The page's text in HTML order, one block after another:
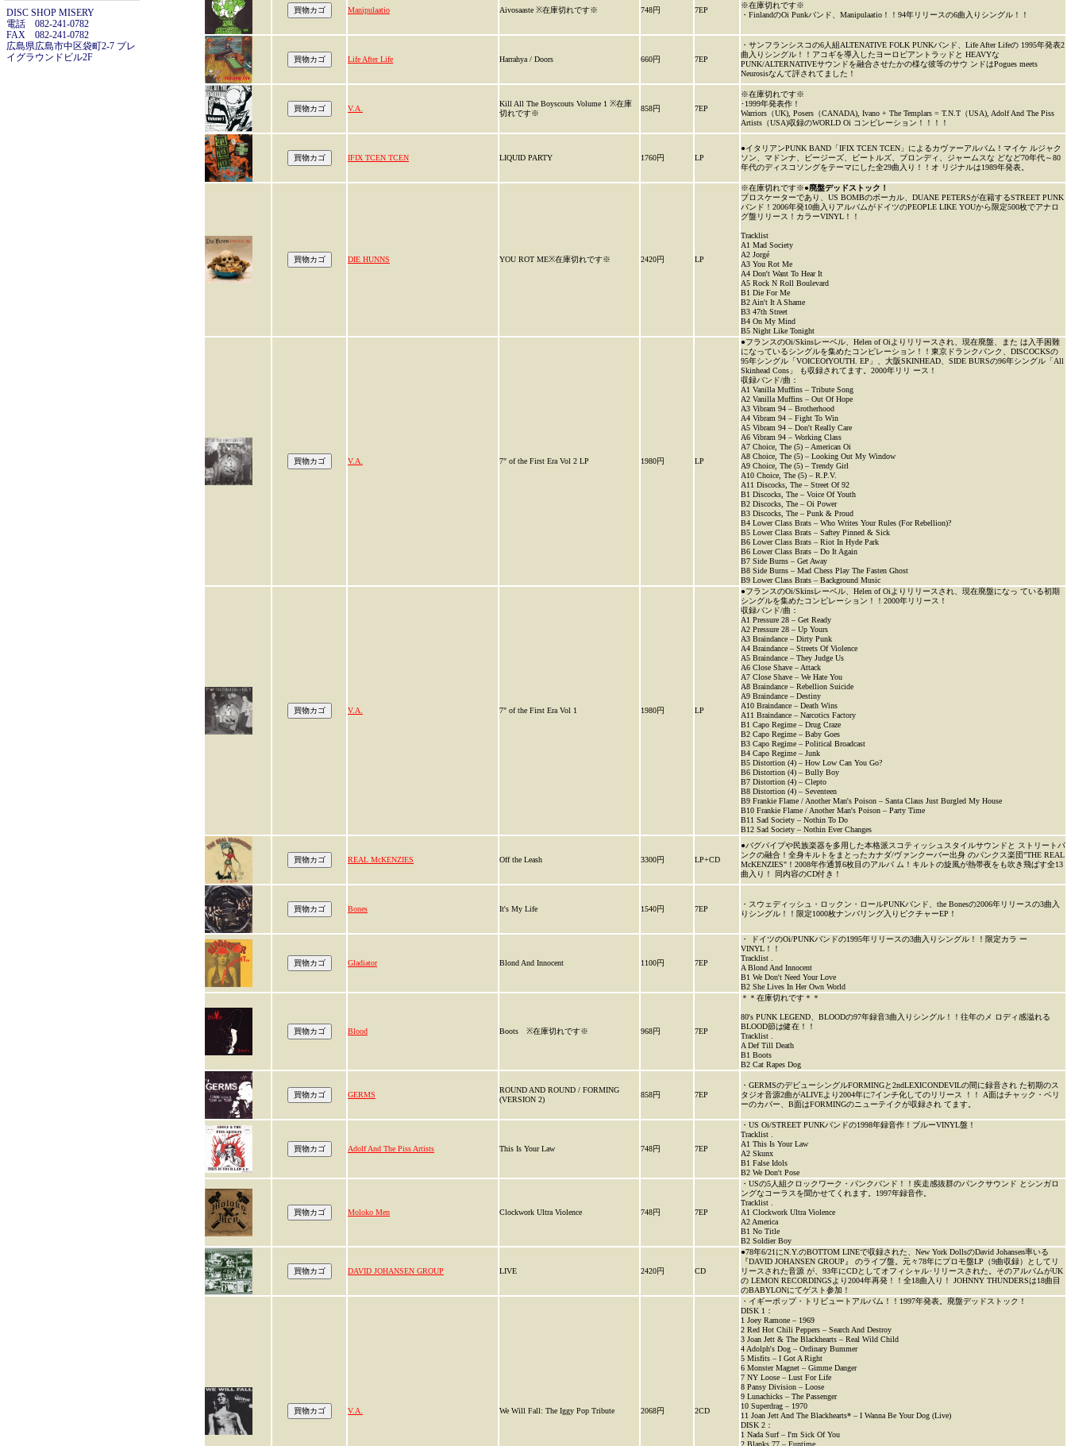
DISC SHOP MISERY
電話 082-241-0782
FAX 082-241-0782
広島県広島市中区袋町2-7 プレ
イグラウンドビル2F
Manipulaatio‎ Aivosaaste ※在庫切れです※ 748円 7EP
※在庫切れです※
・FinlandのOi Punkバンド、Manipulaatio！！94年リリースの6曲入りシングル！！
Life After Life Harrahya / Doors 660円 7EP
・サンフランシスコの6人組ALTENATIVE FOLK PUNKバンド、Life After Lifeの 1995年発表2
曲入りシングル！！アコギを導入したヨーロピアントラッドと HEAVYな
PUNK/ALTERNATIVEサウンドを融合させたかの様な彼等のサウ ンドはPogues meets
Neurosisなんて評されてました！
V.A.
Kill All The Boyscouts Volume 1 ※在庫
切れです※
858円 7EP
※在庫切れです※
･1999年発表作！
Warriors（UK), Posers（CANADA), Ivano + The Templars = T.N.T（USA), Adolf And The Piss
Artists（USA)収録のWORLD Oi コンピレーション！！！！
IFIX TCEN TCEN LIQUID PARTY 1760円 LP
●イタリアンPUNK BAND「IFIX TCEN TCEN」によるカヴァーアルバム！マイケ ルジャク
ソン、マドンナ、ビージーズ、ビートルズ、ブロンディ、ジャームスな どなど70年代～80
年代のディスコソングをテーマにした全29曲入り！！オ リジナルは1989年発表。
DIE HUNNS YOU ROT ME※在庫切れです※ 2420円 LP
※在庫切れです※●廃盤デッドストック！
プロスケーターであり、US BOMBのボーカル、DUANE PETERSが在籍するSTREET PUNK
バンド！2006年発10曲入りアルバムがドイツのPEOPLE LIKE YOUから限定500枚でアナロ
グ盤リリース！カラーVINYL！！
Tracklist
A1 Mad Society
A2 Jorgé
A3 You Rot Me
A4 Don't Want To Hear It
A5 Rock N Roll Boulevard
B1 Die For Me
B2 Ain't It A Shame
B3 47th Street
B4 On My Mind
B5 Night Like Tonight
V.A. 7" of the First Era Vol 2 LP 1980円 LP
●フランスのOi/Skinsレーベル、Helen of Oiよりリリースされ、現在廃盤、また は入手困難
になっているシングルを集めたコンピレーション！！東京ドランクパンク、DISCOCKSの
95年シングル「VOICEOfYOUTH. EP」、大阪SKINHEAD、SIDE BURSの96年シングル「All
Skinhead Cons」 も収録されてます。2000年リリ ース！
収録バンド/曲：
A1 Vanilla Muffins – Tribute Song
A2 Vanilla Muffins – Out Of Hope
A3 Vibram 94 – Brotherhood
A4 Vibram 94 – Fight To Win
A5 Vibram 94 – Don't Really Care
A6 Vibram 94 – Working Class
A7 Choice, The (5) – American Oi
A8 Choice, The (5) – Looking Out My Window
A9 Choice, The (5) – Trendy Girl
A10 Choice, The (5) – R.P.V.
A11 Discocks, The – Street Of 92
B1 Discocks, The – Voice Of Youth
B2 Discocks, The – Oi Power
B3 Discocks, The – Punk & Proud
B4 Lower Class Brats – Who Writes Your Rules (For Rebellion)?
B5 Lower Class Brats – Saftey Pinned & Sick
B6 Lower Class Brats – Riot In Hyde Park
B6 Lower Class Brats – Do It Again
B7 Side Burns – Get Away
B8 Side Burns – Mad Chess Play The Fasten Ghost
B9 Lower Class Brats – Background Music
V.A. 7" of the First Era Vol 1 1980円 LP
●フランスのOi/Skinsレーベル、Helen of Oiよりリリースされ、現在廃盤になっ ている初期
シングルを集めたコンピレーション！！2000年リリース！
収録バンド/曲：
A1 Pressure 28 – Get Ready
A2 Pressure 28 – Up Yours
A3 Braindance – Dirty Punk
A4 Braindance – Streets Of Violence
A5 Braindance – They Judge Us
A6 Close Shave – Attack
A7 Close Shave – We Hate You
A8 Braindance – Rebellion Suicide
A9 Braindance – Destiny
A10 Braindance – Death Wins
A11 Braindance – Narcotics Factory
B1 Capo Regime – Drug Craze
B2 Capo Regime – Baby Goes
B3 Capo Regime – Political Broadcast
B4 Capo Regime – Junk
B5 Distortion (4) – How Low Can You Go?
B6 Distortion (4) – Bully Boy
B7 Distortion (4) – Clepto
B8 Distortion (4) – Seventeen
B9 Frankie Flame / Another Man's Poison – Santa Claus Just Burgled My House
B10 Frankie Flame / Another Man's Poison – Party Time
B11 Sad Society – Nothin To Do
B12 Sad Society – Nothin Ever Changes
REAL McKENZIES Off the Leash 3300円 LP+CD
●バグパイプや民族楽器を多用した本格派スコティッシュスタイルサウンドと ストリートパ
ンクの融合！全身キルトをまとったカナダ/ヴァンクーバー出身 のパンクス楽団"THE REAL
McKENZIES"！2008年作通算6枚目のアルバ ム！キルトの旋風が熱帯夜をも吹き飛ばす全13
曲入り！ 同内容のCD付き！
Bones It's My Life 1540円 7EP
・スウェディッシュ・ロックン・ロールPUNKバンド、the Bonesの2006年リリースの3曲入
りシングル！！限定1000枚ナンバリング入りピクチャーEP！
Gladiator Blond And Innocent 1100円 7EP
・ ドイツのOi/PUNKバンドの1995年リリースの3曲入りシングル！！限定カラ ー
VINYL！！
Tracklist .
A Blond And Innocent
B1 We Don't Need Your Love
B2 She Lives In Her Own World
Blood Boots ※在庫切れです※ 968円 7EP
＊＊在庫切れです＊＊
80's PUNK LEGEND、BLOODの97年録音3曲入りシングル！！往年のメ ロディ感溢れる
BLOOD節は健在！！
Tracklist .
A Def Till Death
B1 Boots
B2 Cat Rapes Dog
GERMS
ROUND AND ROUND / FORMING
(VERSION 2)
858円 7EP
・GERMSのデビューシングルFORMINGと2ndLEXICONDEVILの間に録音され た初期のス
タジオ音源2曲がALIVEより2004年に7インチ化してのリリース ！！ A面はチャック・ベリ
ーのカバー、B面はFORMINGのニューテイクが収録され てます。
Adolf And The Piss Artists This Is Your Law 748円 7EP
・US Oi/STREET PUNKバンドの1998年録音作！ブルーVINYL盤！
Tracklist .
A1 This Is Your Law
A2 Skunx
B1 False Idols
B2 We Don't Pose
Moloko Men Clockwork Ultra Violence 748円 7EP
・USの5人組クロックワーク・パンクバンド！！疾走感抜群のパンクサウンド とシンガロ
ングなコーラスを聞かせてくれます。1997年録音作。
Tracklist .
A1 Clockwork Ultra Violence
A2 America
B1 No Title
B2 Soldier Boy
DAVID JOHANSEN GROUP LIVE 2420円 CD
●78年6/21にN.Y.のBOTTOM LINEで収録された、New York DollsのDavid Johansen率いる
『DAVID JOHANSEN GROUP』 のライブ盤。元々78年にプロモ盤LP（9曲収録）としてリ
リースされた音源 が、93年にCDとしてオフィシャル･リリースされた。そのアルバムがUK
の LEMON RECORDINGSより2004年再発！！全18曲入り！ JOHNNY THUNDERSは18曲目
のBABYLONにてゲスト参加！
V.A. We Will Fall: The Iggy Pop Tribute 2068円 2CD
・イギーポップ・トリビュートアルバム！！1997年発表。廃盤デッドストック！
DISK 1：
1 Joey Ramone – 1969
2 Red Hot Chili Peppers – Search And Destroy
3 Joan Jett & The Blackhearts – Real Wild Child
4 Adolph's Dog – Ordinary Bummer
5 Misfits – I Got A Right
6 Monster Magnet – Gimme Danger
7 NY Loose – Lust For Life
8 Pansy Division – Loose
9 Lunachicks – The Passenger
10 Superdrag – 1970
11 Joan Jett And The Blackhearts* – I Wanna Be Your Dog (Live)
DISK 2：
1 Nada Surf – I'm Sick Of You
2 Blanks 77 – Funtime